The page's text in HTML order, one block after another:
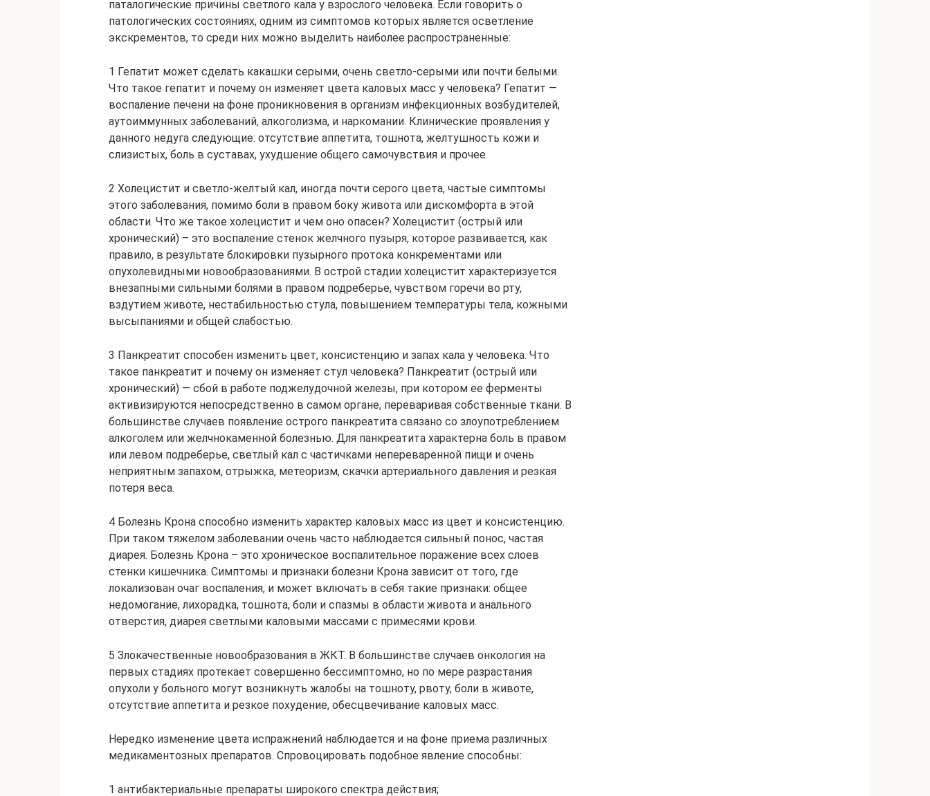
паталогические причины светлого кала у взрослого человека. Если говорить о
патологических состояниях, одним из симптомов которых является осветление
экскрементов, то среди них можно выделить наиболее распространенные:
1 Гепатит может сделать какашки серыми, очень светло-серыми или почти белыми.
Что такое гепатит и почему он изменяет цвета каловых масс у человека? Гепатит —
воспаление печени на фоне проникновения в организм инфекционных возбудителей,
аутоиммунных заболеваний, алкоголизма, и наркомании. Клинические проявления у
данного недуга следующие: отсутствие аппетита, тошнота, желтушность кожи и
слизистых, боль в суставах, ухудшение общего самочувствия и прочее.
2 Холецистит и светло-желтый кал, иногда почти серого цвета, частые симптомы
этого заболевания, помимо боли в правом боку живота или дискомфорта в этой
области. Что же такое холецистит и чем оно опасен? Холецистит (острый или
хронический) – это воспаление стенок желчного пузыря, которое развивается, как
правило, в результате блокировки пузырного протока конкрементами или
опухолевидными новообразованиями. В острой стадии холецистит характеризуется
внезапными сильными болями в правом подреберье, чувством горечи во рту,
вздутием животе, нестабильностью стула, повышением температуры тела, кожными
высыпаниями и общей слабостью.
3 Панкреатит способен изменить цвет, консистенцию и запах кала у человека. Что
такое панкреатит и почему он изменяет стул человека? Панкреатит (острый или
хронический) — сбой в работе поджелудочной железы, при котором ее ферменты
активизируются непосредственно в самом органе, переваривая собственные ткани. В
большинстве случаев появление острого панкреатита связано со злоупотреблением
алкоголем или желчнокаменной болезнью. Для панкреатита характерна боль в правом
или левом подреберье, светлый кал с частичками непереваренной пищи и очень
неприятным запахом, отрыжка, метеоризм, скачки артериального давления и резкая
потеря веса.
4 Болезнь Крона способно изменить характер каловых масс из цвет и консистенцию.
При таком тяжелом заболевании очень часто наблюдается сильный понос, частая
диарея. Болезнь Крона – это хроническое воспалительное поражение всех слоев
стенки кишечника. Симптомы и признаки болезни Крона зависит от того, где
локализован очаг воспаления, и может включать в себя такие признаки: общее
недомогание, лихорадка, тошнота, боли и спазмы в области живота и анального
отверстия, диарея светлыми каловыми массами с примесями крови.
5 Злокачественные новообразования в ЖКТ. В большинстве случаев онкология на
первых стадиях протекает совершенно бессимптомно, но по мере разрастания
опухоли у больного могут возникнуть жалобы на тошноту, рвоту, боли в животе,
отсутствие аппетита и резкое похудение, обесцвечивание каловых масс.
Нередко изменение цвета испражнений наблюдается и на фоне приема различных
медикаментозных препаратов. Спровоцировать подобное явление способны:
1 антибактериальные препараты широкого спектра действия;